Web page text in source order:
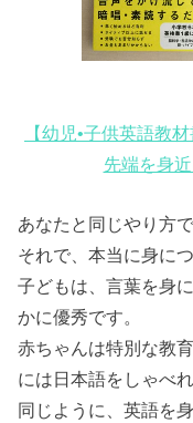
【幼児•子供英語教
先端を身
あなたと同じやり方
それで、本当に身に
子どもは、言葉を身
かに優秀です。
赤ちゃんは特別な教
には日本語をしゃべ
同じように、英語を